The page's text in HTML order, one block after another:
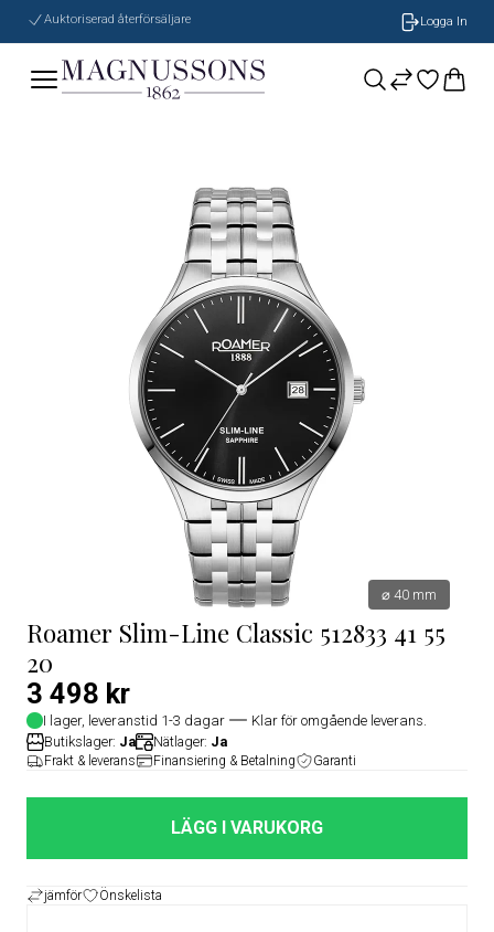
Auktoriserad återförsäljare Logga In
⌀ 40 mm
Roamer Slim-Line Classic 512833 41 55
20
3 498 kr
I lager, leveranstid 1-3 dagar
Klar för omgående leverans.
Butikslager: Ja Nätlager: Ja
Frakt & leverans Finansiering & Betalning Garanti
LÄGG I VARUKORG
jämför Önskelista